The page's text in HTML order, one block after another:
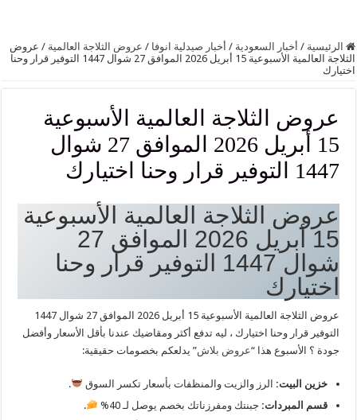
الرئيسية / أخبار السعودية / أخبار صيدلية انوفا / عروض الثلاجة العالمية / عروض
الثلاجة العالمية الأسبوعية 15 أبريل 2026 الموافق 27 شوال 1447 التوفير قرار وحنا
اختيارك
عروض الثلاجة العالمية الأسبوعية
15 أبريل 2026 الموافق 27 شوال
1447 التوفير قرار وحنا اختيارك
عروض الثلاجة العالمية الأسبوعية
15 أبريل 2026 الموافق 27
شوال 1447 التوفير قرار وحنا
اختيارك
عروض الثلاجة العالمية الأسبوعية 15 أبريل 2026 الموافق 27 شوال 1447
التوفير قرار وحنا اختيارك ، ليه تدفع أكثر ومقاضيك عندنا بأقل الأسعار وأفضل
جودة ؟ الأسبوع هذا “عروض بلاش” يدلعكم بخصومات حقيقية:
خزين البيت: الرز والزيت والمنظفات بأسعار تكسر السوق
.
قسم المبردات: جبنتك ومفرزناتك بخصم يوصل لـ 40%
.